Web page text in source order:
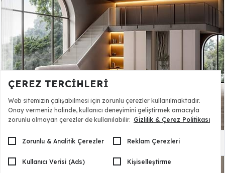
Livio Bazalı Yatak Odası 125.390,00 TL
ÇEREZ TERCIHLERI
Web sitemizin çalışabilmesi için zorunlu çerezler kullanılmaktadır.
Onay vermeniz halinde, kullanıcı deneyimini geliştirmek amacıyla
zorunlu olmayan çerezler de kullanılabilir. Gizlilik & Çerez Politikası
Zorunlu & Analitik Çerezler Reklam Çerezleri
Kullanıcı Verisi (Ads) Kişiselleştirme